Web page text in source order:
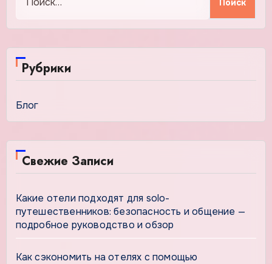
Рубрики
Блог
Свежие Записи
Какие отели подходят для solo-
путешественников: безопасность и общение —
подробное руководство и обзор
Как сэкономить на отелях с помощью